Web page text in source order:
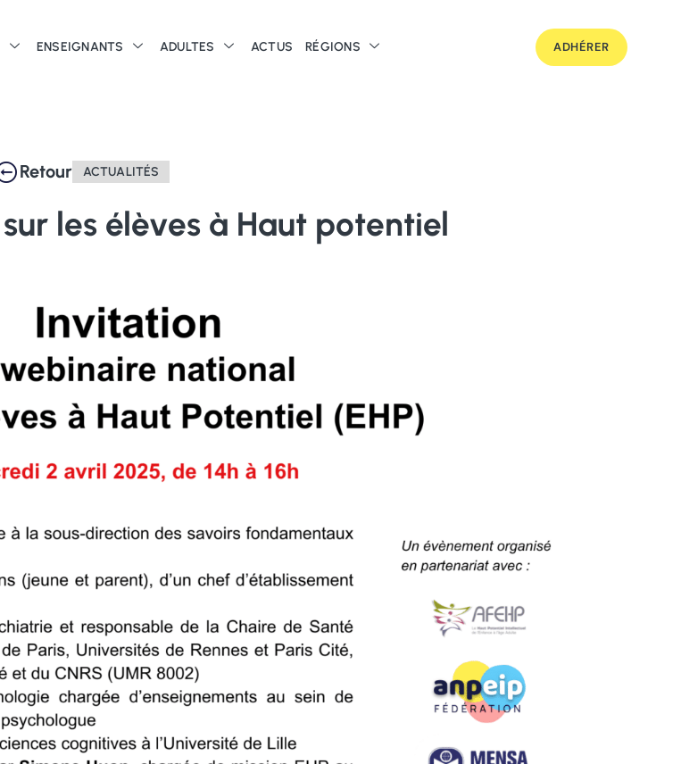
ENSEIGNANTS ADULTES ACTUS RÉGIONS ADHÉRER
Retour ACTUALITÉS
sur les élèves à Haut potentiel